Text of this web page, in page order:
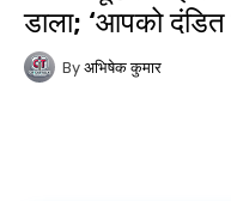
डाला; ‘आपको दंडित
By अभिषेक कुमार